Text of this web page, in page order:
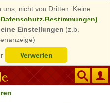
uns, nicht von Dritten. Keine
Bestimmungen)
Einstellungen (z.b.
Verwerfen